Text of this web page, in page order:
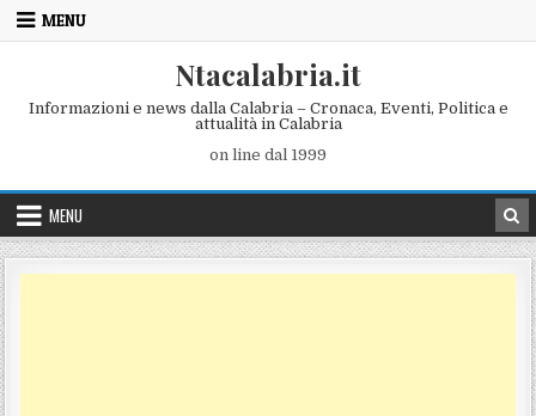
Skip to content
MENU
Ntacalabria.it
Informazioni e news dalla Calabria – Cronaca, Eventi, Politica e
attualità in Calabria
on line dal 1999
MENU